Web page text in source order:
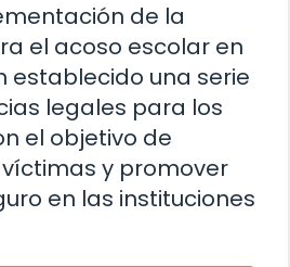
de la
el acoso escolar en
establecido una serie
legales para los
el objetivo de
y promover
en las instituciones